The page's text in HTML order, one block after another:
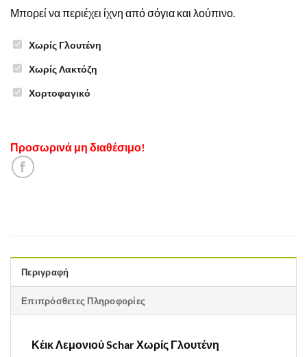
Μπορεί να περιέχει ίχνη από σόγια και λούπινο.
Χωρίς Γλουτένη
Χωρίς Λακτόζη
Χορτοφαγικό
Προσωρινά μη διαθέσιμο!
Περιγραφή
Επιπρόσθετες Πληροφορίες
Κέικ Λεμονιού Schar Χωρίς Γλουτένη